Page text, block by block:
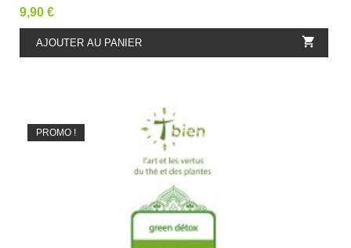
Prix
9,90 €
AJOUTER AU PANIER 
PROMO !